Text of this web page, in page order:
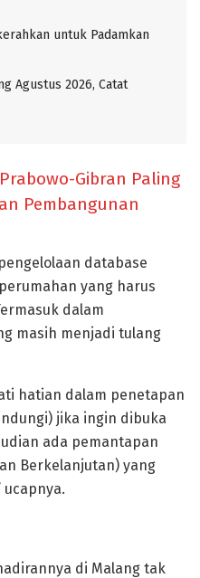
untuk Padamkan
Agustus 2026, Catat
Gibran Paling
Pembangunan
database
yang harus
dalam
masih menjadi tulang
hatian dalam penetapan
jika ingin dibuka
ada pemantapan
Berkelanjutan) yang
ucapnya.
di Malang tak